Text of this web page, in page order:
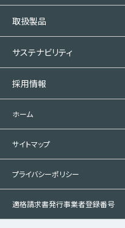
取扱製品
サステナビリティ
採用情報
ホーム
サイトマップ
プライバシーポリシー
適格請求書発行事業者登録番号